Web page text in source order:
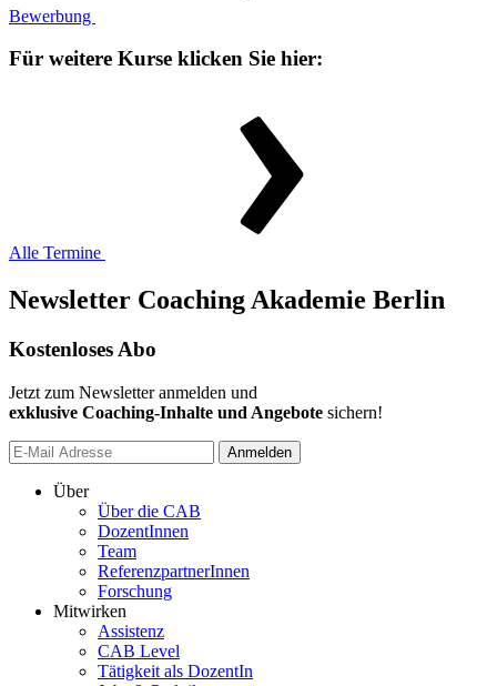
Bewerbung
Für weitere Kurse klicken Sie hier:
Alle Termine
Newsletter Coaching Akademie Berlin
Kostenloses Abo
Jetzt zum Newsletter anmelden und
exklusive Coaching-Inhalte und Angebote sichern!
Anmelden
Über
Über die CAB
DozentInnen
Team
ReferenzpartnerInnen
Forschung
Mitwirken
Assistenz
CAB Level
Tätigkeit als DozentIn